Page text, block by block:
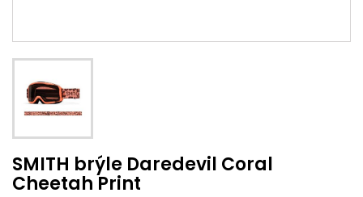
SMITH brýle Daredevil Coral
Cheetah Print